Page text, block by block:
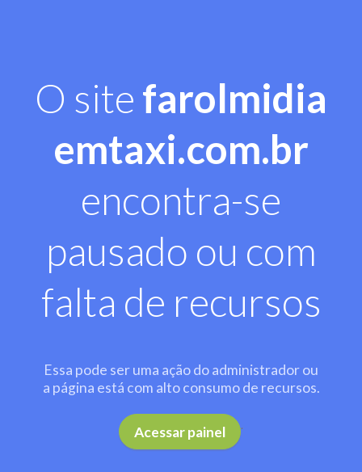
O site farolmidia
emtaxi.com.br
encontra-se
pausado ou com
falta de recursos
Essa pode ser uma ação do administrador ou
a página está com alto consumo de recursos.
Acessar painel .